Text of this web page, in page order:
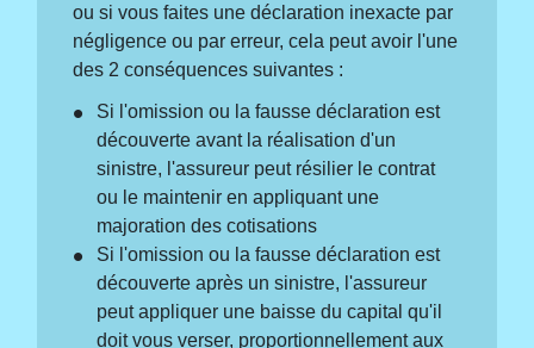
ou si vous faites une déclaration inexacte par
négligence ou par erreur, cela peut avoir l'une
des 2 conséquences suivantes :
Si l'omission ou la fausse déclaration est
découverte avant la réalisation d'un
sinistre, l'assureur peut résilier le contrat
ou le maintenir en appliquant une
majoration des cotisations
Si l'omission ou la fausse déclaration est
découverte après un sinistre, l'assureur
peut appliquer une baisse du capital qu'il
doit vous verser, proportionnellement aux